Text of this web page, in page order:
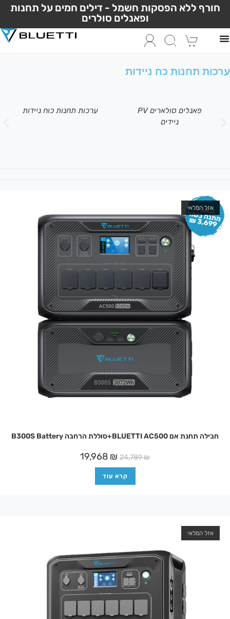
חורף ללא הפסקות חשמל - דילים חמים על תחנות
ופאנלים סולרים
ערכות תחנות כח ניידות
פאנלים סולארים PV
ניידים
ערכות תחנות כוח ניידות
אזל המלאי
חבילה תחנת אם BLUETTI AC500+סוללת הרחבה B300S Battery
24,789₪
19,968 ₪
קרא עוד
אזל המלאי